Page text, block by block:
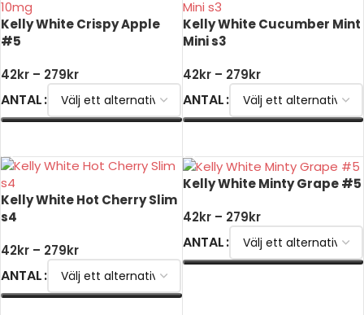
Kelly White Crispy Apple
#5
42kr – 279kr
ANTAL
Kelly White Cucumber Mint
Mini s3
42kr – 279kr
ANTAL
Kelly White Hot Cherry Slim
s4
42kr – 279kr
ANTAL
Kelly White Minty Grape #5
42kr – 279kr
ANTAL